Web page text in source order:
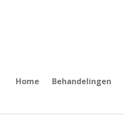
Home Behandelingen